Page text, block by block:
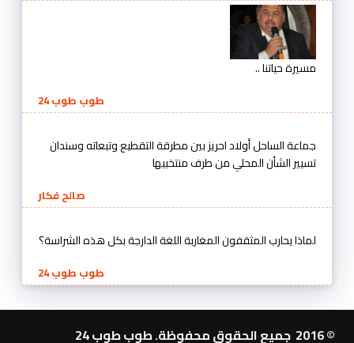
مسيرة حياتنا ..
طوب طوب 24
جماعة الساحل أولاد احريز بين مطرقة التقطيع وتبعاته وسندان
تسيير الشأن المحلي من طرف منتخبيها
صالح فكار
لماذا يحارب المثقفون المغاربة اللغة الدارجة بكل هذه الشراسة؟
طوب طوب 24
© 2016 جميع الحقوق محفوظة. طوب طوب 24